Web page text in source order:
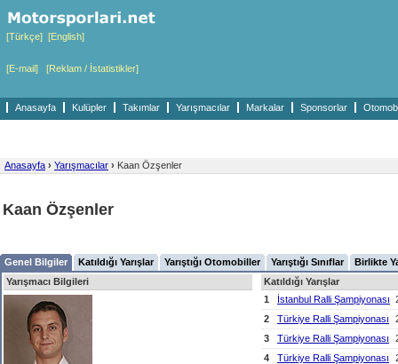
[Türkçe] [English]
[E-mail] [Reklam / İstatistikler]
Anasayfa Kulüpler Takımlar Yarışmacılar Markalar Sponsorlar
Anasayfa › Yarışmacılar › Kaan Özşenler
Kaan Özşenler
Genel Bilgiler Katıldığı Yarışlar Yarıştığı Otomobiller Yarıştığı Sınıflar
Birlikte
Yarışmacı Bilgileri
Katıldığı Yarışlar
1
İstanbul Ralli Şampiyonası
2
Türkiye Ralli Şampiyonası
3
Türkiye Ralli Şampiyonası
4
Türkiye Ralli Şampiyonası